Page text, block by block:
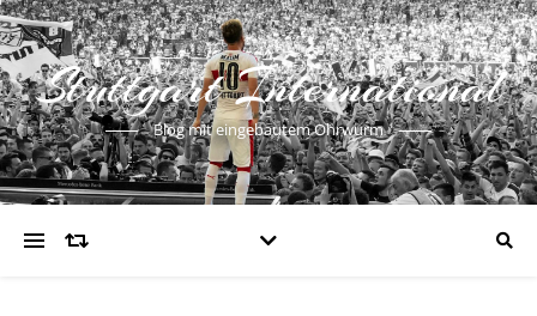
Stuttgart International
Blog mit eingebautem Ohrwurm